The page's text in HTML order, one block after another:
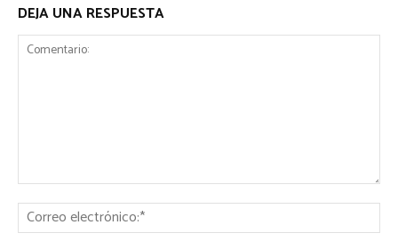
DEJA UNA RESPUESTA